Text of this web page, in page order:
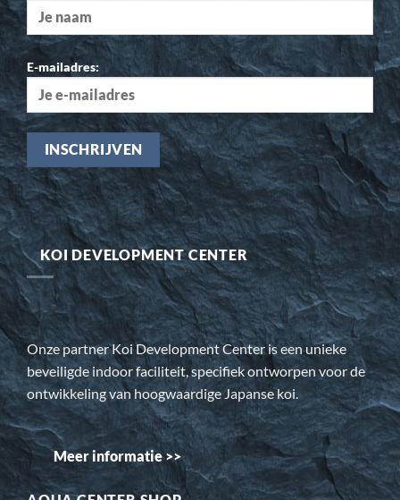
E-mailadres:
KOI DEVELOPMENT CENTER
Onze partner Koi Development Center is een unieke
beveiligde indoor faciliteit, specifiek ontworpen voor de
ontwikkeling van hoogwaardige Japanse koi.
Meer informatie >>